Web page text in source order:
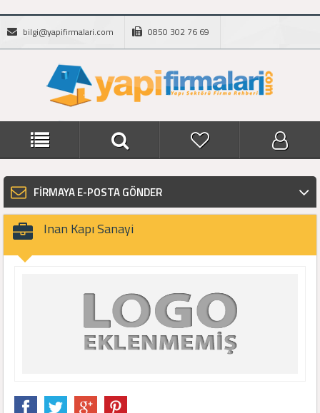
bilgi@yapifirmalari.com 0850 302 76 69
FİRMAYA E-POSTA GÖNDER
Inan Kapı Sanayi